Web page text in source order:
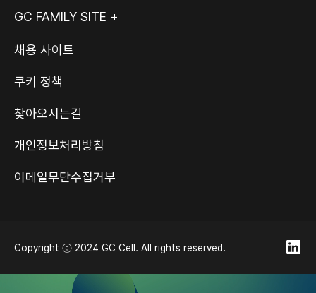
GC FAMILY SITE +
채용 사이트
쿠키 정책
찾아오시는길
개인정보처리방침
이메일무단수집거부
Copyright ⓒ 2024 GC Cell. All rights reserved.